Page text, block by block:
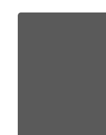
Salta [Cocoon]